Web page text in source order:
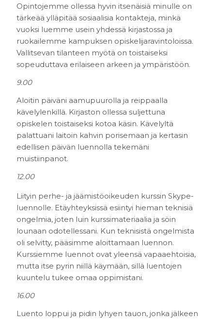
Opintojemme ollessa hyvin itsenäisiä minulle on
tärkeää ylläpitää sosiaalisia kontakteja, minkä
vuoksi luemme usein yhdessä kirjastossa ja
ruokailemme kampuksen opiskelijaravintoloissa.
Vallitsevan tilanteen myötä on toistaiseksi
sopeuduttava erilaiseen arkeen ja ympäristöön.
9.00
Aloitin päiväni aamupuurolla ja reippaalla
kävelylenkillä. Kirjaston ollessa suljettuna
opiskelen toistaiseksi kotoa käsin. Kävelyltä
palattuani laitoin kahvin porisemaan ja kertasin
edellisen päivän luennolla tekemäni
muistiinpanot.
12.00
Liityin perhe- ja jäämistöoikeuden kurssin Skype-
luennolle. Etäyhteyksissä esiintyi hieman teknisiä
ongelmia, joten luin kurssimateriaalia ja söin
lounaan odotellessani. Kun teknisistä ongelmista
oli selvitty, pääsimme aloittamaan luennon.
Kurssiemme luennot ovat yleensä vapaaehtoisia,
mutta itse pyrin niillä käymään, sillä luentojen
kuuntelu tukee omaa oppimistani.
16.00
Luento loppui ja pidin lyhyen tauon, jonka jälkeen